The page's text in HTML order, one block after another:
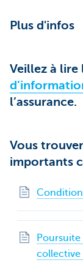
Plus d'infos
Veillez à lire
l’assurance.
Vous
importants
collective